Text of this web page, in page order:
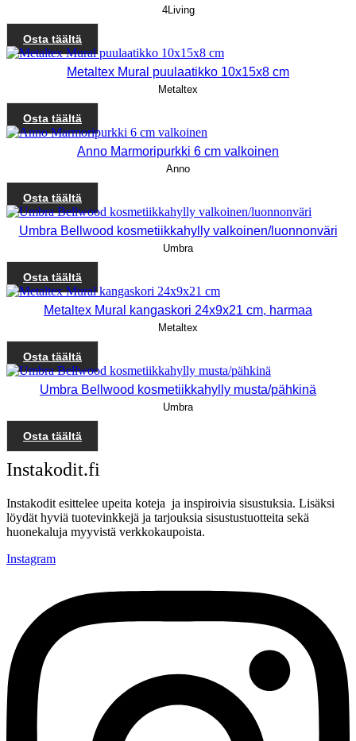
4Living
Osta täältä
Metaltex Mural puulaatikko 10x15x8 cm
Metaltex
Osta täältä
Anno Marmoripurkki 6 cm valkoinen
Anno
Osta täältä
Umbra Bellwood kosmetiikkahylly valkoinen/luonnonväri
Umbra
Osta täältä
Metaltex Mural kangaskori 24x9x21 cm, harmaa
Metaltex
Osta täältä
Umbra Bellwood kosmetiikkahylly musta/pähkinä
Umbra
Osta täältä
Instakodit.fi
Instakodit esittelee upeita koteja ja inspiroivia sisustuksia. Lisäksi
löydät hyviä tuotevinkkejä ja tarjouksia sisustustuotteita sekä
huonekaluja myyvistä verkkokaupoista.
Instagram